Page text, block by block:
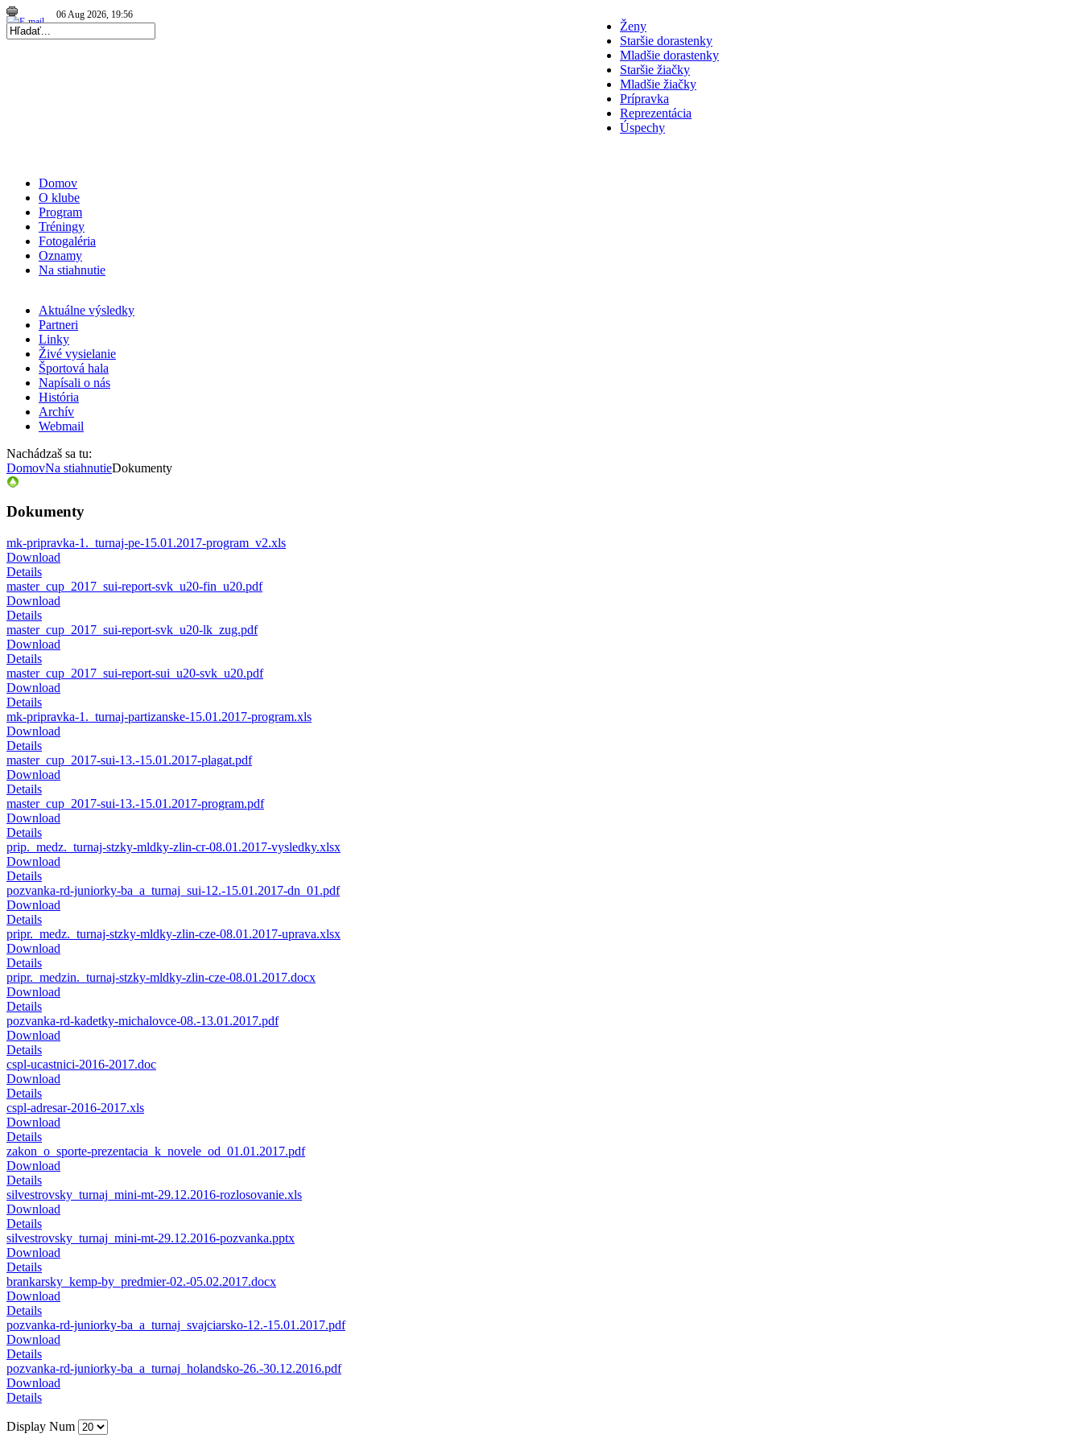
|
Ženy
Staršie dorastenky
Mladšie dorastenky
Staršie žiačky
Mladšie žiačky
Prípravka
Reprezentácia
Úspechy
Domov
O klube
Program
Tréningy
Fotogaléria
Oznamy
Na stiahnutie
Aktuálne výsledky
Partneri
Linky
Živé vysielanie
Športová hala
Napísali o nás
História
Archív
Webmail
Nachádzaš sa tu:
DomovNa stiahnutieDokumenty
Dokumenty
mk-pripravka-1._turnaj-pe-15.01.2017-program_v2.xls
Download
Details
master_cup_2017_sui-report-svk_u20-fin_u20.pdf
Download
Details
master_cup_2017_sui-report-svk_u20-lk_zug.pdf
Download
Details
master_cup_2017_sui-report-sui_u20-svk_u20.pdf
Download
Details
mk-pripravka-1._turnaj-partizanske-15.01.2017-program.xls
Download
Details
master_cup_2017-sui-13.-15.01.2017-plagat.pdf
Download
Details
master_cup_2017-sui-13.-15.01.2017-program.pdf
Download
Details
prip._medz._turnaj-stzky-mldky-zlin-cr-08.01.2017-vysledky.xlsx
Download
Details
pozvanka-rd-juniorky-ba_a_turnaj_sui-12.-15.01.2017-dn_01.pdf
Download
Details
pripr._medz._turnaj-stzky-mldky-zlin-cze-08.01.2017-uprava.xlsx
Download
Details
pripr._medzin._turnaj-stzky-mldky-zlin-cze-08.01.2017.docx
Download
Details
pozvanka-rd-kadetky-michalovce-08.-13.01.2017.pdf
Download
Details
cspl-ucastnici-2016-2017.doc
Download
Details
cspl-adresar-2016-2017.xls
Download
Details
zakon_o_sporte-prezentacia_k_novele_od_01.01.2017.pdf
Download
Details
silvestrovsky_turnaj_mini-mt-29.12.2016-rozlosovanie.xls
Download
Details
silvestrovsky_turnaj_mini-mt-29.12.2016-pozvanka.pptx
Download
Details
brankarsky_kemp-by_predmier-02.-05.02.2017.docx
Download
Details
pozvanka-rd-juniorky-ba_a_turnaj_svajciarsko-12.-15.01.2017.pdf
Download
Details
pozvanka-rd-juniorky-ba_a_turnaj_holandsko-26.-30.12.2016.pdf
Download
Details
Display Num